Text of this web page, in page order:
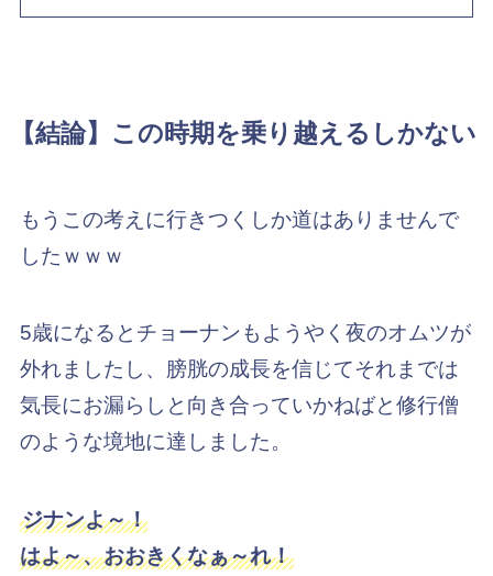
【結論】この時期を乗り越えるしかない
もうこの考えに行きつくしか道はありませんで
したｗｗｗ
5歳になるとチョーナンもようやく夜のオムツが
外れましたし、膀胱の成長を信じてそれまでは
気長にお漏らしと向き合っていかねばと修行僧
のような境地に達しました。
ジナンよ～！
はよ～、おおきくなぁ～れ！